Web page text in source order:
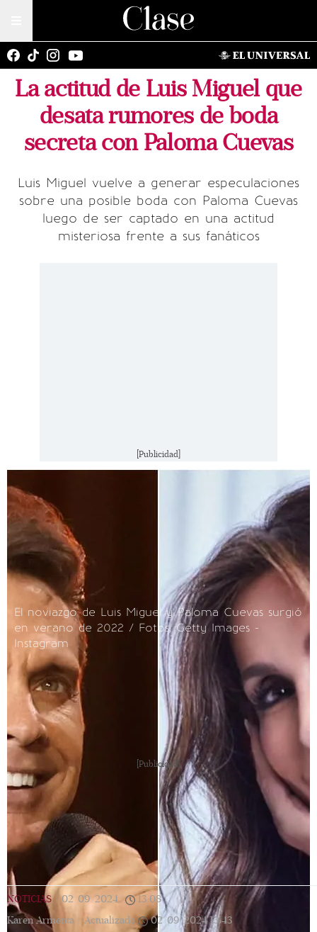
La actitud de Luis Miguel que
desata rumores de boda
secreta con Paloma Cuevas
Luis Miguel vuelve a generar especulaciones
sobre una posible boda con Paloma Cuevas
luego de ser captado en una actitud
misteriosa frente a sus fanáticos
[Publicidad]
El noviazgo de Luis Miguel y Paloma Cuevas surgió
en verano de 2022 / Fotos: Getty Images -
Instagram
[Publicidad]
NOTICIAS 02/09/2024 13:08 |
Karen Armenta |
Actualizada 02/09/2024 13:43